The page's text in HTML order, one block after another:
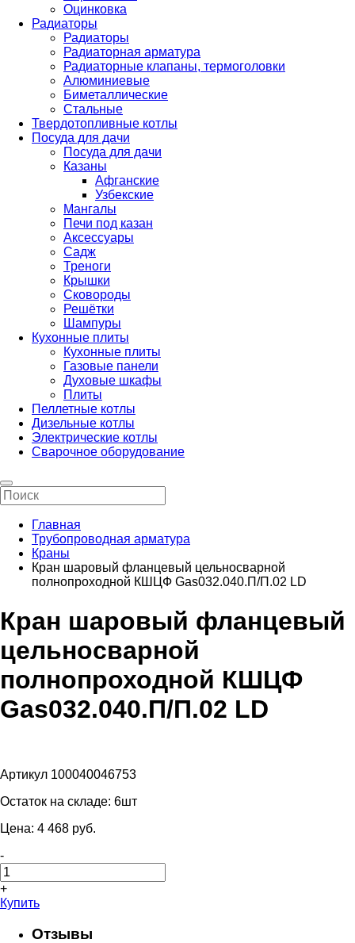
Оцинковка
Радиаторы
Радиаторы
Радиаторная арматура
Радиаторные клапаны, термоголовки
Алюминиевые
Биметаллические
Стальные
Твердотопливные котлы
Посуда для дачи
Посуда для дачи
Казаны
Афганские
Узбекские
Мангалы
Печи под казан
Аксессуары
Садж
Треноги
Крышки
Сковороды
Решётки
Шампуры
Кухонные плиты
Кухонные плиты
Газовые панели
Духовые шкафы
Плиты
Пеллетные котлы
Дизельные котлы
Электрические котлы
Сварочное оборудование
Главная
Трубопроводная арматура
Краны
Кран шаровый фланцевый цельносварной
полнопроходной КШЦФ Gas032.040.П/П.02 LD
Кран шаровый фланцевый
цельносварной
полнопроходной КШЦФ
Gas032.040.П/П.02 LD
Артикул 100040046753
Остаток на складе: 6шт
Цена: 4 468 pуб.
-
+
Купить
Отзывы